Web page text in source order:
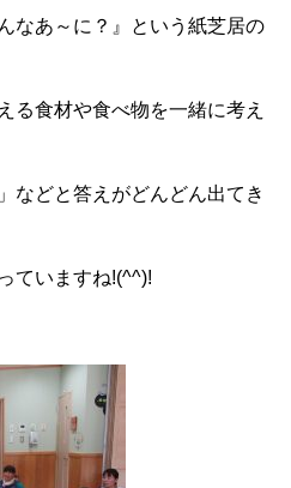
なあ～に？』という紙芝居の
る食材や食べ物を一緒に考え
などと答えがどんどん出てき
ていますね!(^^)!